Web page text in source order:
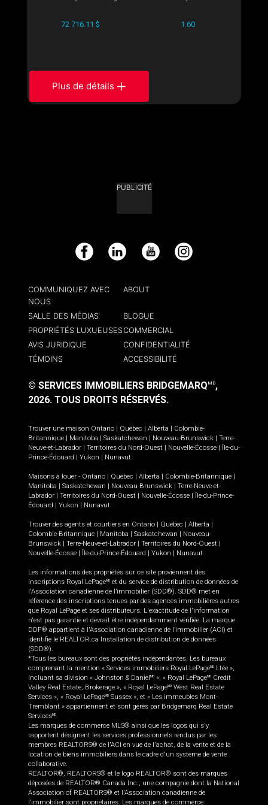
72 716.11 $ 1.60
Plus de détails
PUBLICITÉ
Facebook LinkedIn YouTube Instagram
COMMUNIQUEZ AVEC
NOUS
ABOUT
SALLE DES MÉDIAS
BLOGUE
PROPRIÉTÉS LUXUEUSESCOMMERCIAL
AVIS JURIDIQUE
CONFIDENTIALITÉ
TÉMOINS
ACCESSIBILITÉ
© SERVICES IMMOBILIERS BRIDGEMARQ MD,
2026. TOUS DROITS RÉSERVÉS.
Trouver une maison Ontario Québec Alberta
Colombie-
Britannique
Manitoba Saskatchewan Nouveau-Brunswick
Terre-
Neuve-et-Labrador
Territoires du Nord-Ouest Nouvelle-Écosse
Île-du-
Prince-Édouard
Yukon Nunavut.
Maisons à louer - Ontario Québec Alberta Colombie-Britannique
Manitoba
Saskatchewan Nouveau-Brunswick
Terre-Neuve-et-
Labrador
Territoires du Nord-Ouest Nouvelle-Écosse
Île-du-Prince-
Édouard
Yukon Nunavut.
Trouver des agents et courtiers en Ontario Québec Alberta
Colombie-Britannique
Manitoba Saskatchewan
Nouveau-
Brunswick
Terre-Neuve-et-Labrador Territoires du Nord-Ouest
Nouvelle-Écosse
Île-du-Prince-Édouard Yukon Nunavut
Les informations des propriétés sur ce site proviennent des
inscriptions Royal LePageMD et du service de distribution de données de
l'Association canadienne de l’immobilier (SDD®). SDD® met en
référence des inscriptions tenues par des agences immobilières autres
que Royal LePage et ses distributeurs. L'exactitude de l'information
n'est pas garantie et devrait être indépendamment vérifiée. La marque
DDF® appartient à l'Association canadienne de l’immobilier (ACI) et
identifie le REALTOR.ca Installation de distribution de données
(SDD®).
*Tous les bureaux sont des propriétés indépendantes. Les bureaux
comprenant la mention « Services immobiliers Royal LePageMD
Ltée »,
incluant sa division « Johnston & Daniel MD », « Royal LePageMD
Credit
Valley Real Estate, Brokerage », « Royal LePageMD West Real Estate
Services », « Royal LePageMD Sussex », et « Les immeubles Mont-
Tremblant » appartiennent et sont gérés par Bridgemarq Real Estate
ServicesMD.
Les marques de commerce MLS® ainsi que les logos qui s'y
rapportent désignent les services professionnels rendus par les
membres REALTORS® de l'ACI en vue de l'achat, de la vente et de la
location de biens immobiliers dans le cadre d'un système de vente
collaborative.
REALTOR®, REALTORS® et le logo REALTOR® sont des marques
déposées de REALTOR® Canada Inc., une compagnie dont la National
Association of REALTORS® et l'Association canadienne de
l’immobilier sont propriétaires. Les marques de commerce